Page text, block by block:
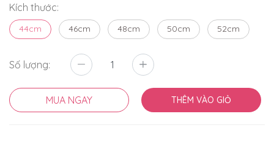
Kích thước:
44cm 46cm 48cm 50cm 52cm
Số lượng:
MUA NGAY THÊM VÀO GIỎ